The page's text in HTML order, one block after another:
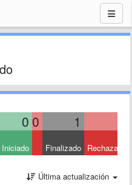
0 0 1
Iniciado Finalizado Rechazado
Última actualización